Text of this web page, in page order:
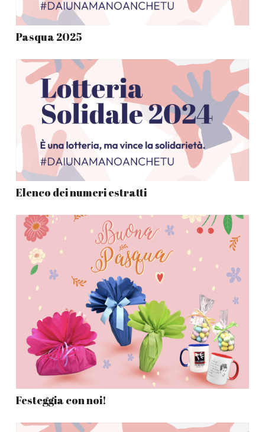
Pasqua 2025
Elenco dei numeri estratti
Festeggia con noi!